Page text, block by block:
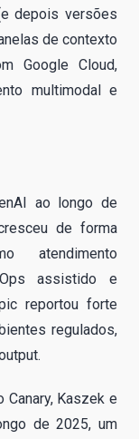
depois versões
de contexto
Google Cloud,
multimodal e
ao longo de
de forma
atendimento
assistido e
reportou forte
regulados,
Canary, Kaszek e
de 2025, um